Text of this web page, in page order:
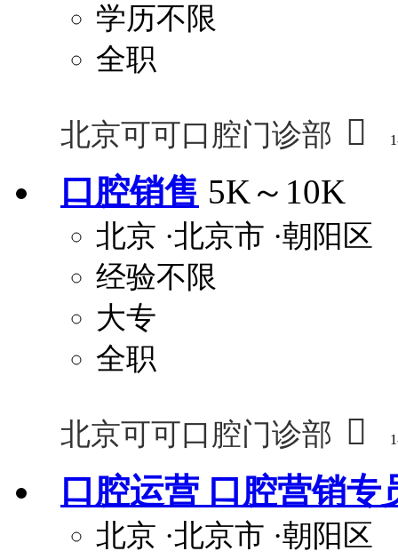
学历不限
全职
北京可可口腔门诊部 
口腔销售 5K～10K
北京 ·北京市 ·朝阳区
经验不限
大专
全职
北京可可口腔门诊部 
口腔运营 口腔营销专
北京 ·北京市 ·朝阳区